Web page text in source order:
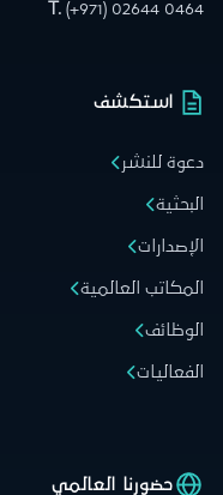
T. (+971) 02644 0464
استكشف
دعوة للنشر
البحثية
الإصدارات
المكاتب العالمية
الوظائف
الفعاليات
حضورنا العالمي